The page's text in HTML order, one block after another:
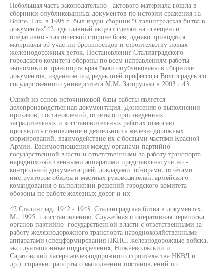
Небольшая часть законодательно - актового материала вошла в
сборники опубликованных документов по истории сражения на
Волге. Так, в 1995 г. был издан сборник "Сталинградская битва в
документах"42, где главный акцент сделан на освещении
оперативно - тактической стороне боёв, однако приводятся
материалы об участии бронепоездов и строительству новых
железнодорожных веток. Постановления Сталинградского
городского комитета обороны по всем направлениям работы
экономики и транспорта края были опубликованы в сборнике
документов, изданном под редакцией профессора Волгоградского
государственного университета М.М. Загорулько в 2003 г.43
Одной из основ источниковой базы работы является
делопроизводственная документация. Донесения о выполнении
приказов, постановлений, отчёты о произведённых
заградительных и восстановительных работах помогают
проследить становление и деятельность железнодорожных
формирований, взаимодействие их с боевыми частями Красной
Армии. Взаимоотношения между органами партийно -
государственной власти и ответственными за работу транспорта
народнохозяйственными аппаратами представлены учётно -
контрольной документацией: докладами, обзорами, отчётами
инструкторов обкома и местных руководителей, армейского
командования о выполнении решений городского комитета
обороны по работе железных дорог и их
42 Сталинград. 1942 - 1943. Сталинградская битва в документах.
М., 1995. t восстановлению. Служебная и оперативная переписка
органов партийно -государственной власти с ответственными за
работу железнодорожного транспорта народнохозяйственными
аппаратами (спецформирования НКПС, железнодорожные войска,
эксплуатационные подразделения, Нижневолжский и
Саратовский лагеря железнодорожного строительства НКВД и
др.), справки, рапорты о выполнении постановлений по